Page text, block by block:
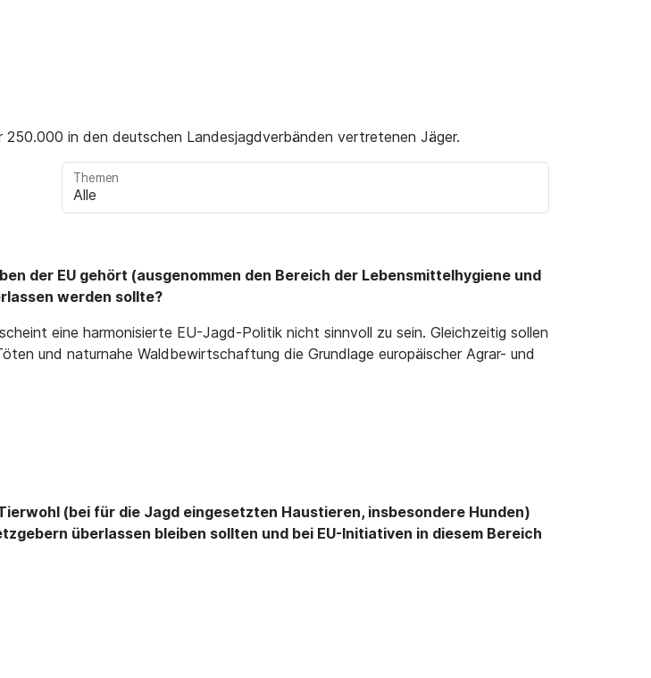
in den deutschen Landesjagdverbänden vertretenen Jäger.
Themen
der EU gehört (ausgenommen den Bereich der Lebensmittelhygiene und
werden sollte?
eine harmonisierte EU-Jagd-Politik nicht sinnvoll zu sein. Gleichzeitig sollen
und naturnahe Waldbewirtschaftung die Grundlage europäischer Agrar- und
(bei für die Jagd eingesetzten Haustieren, insbesondere Hunden)
überlassen bleiben sollten und bei EU-Initiativen in diesem Bereich